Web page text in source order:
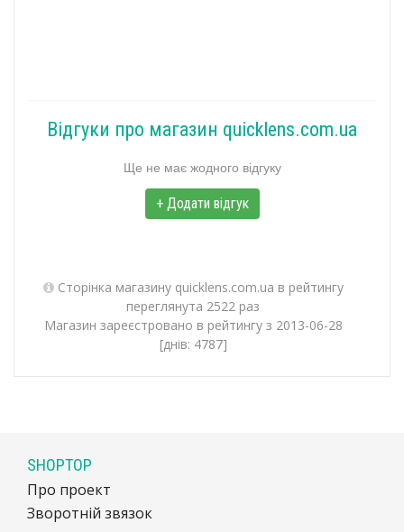
Відгуки про магазин quicklens.com.ua
Ще не має жодного відгуку
+ Додати відгук
Сторінка магазину quicklens.com.ua в рейтингу
переглянута 2522 раз
Магазин зареєстровано в рейтингу з 2013-06-28
[днів: 4787]
SHOPTOP
Про проект
Зворотній звязок